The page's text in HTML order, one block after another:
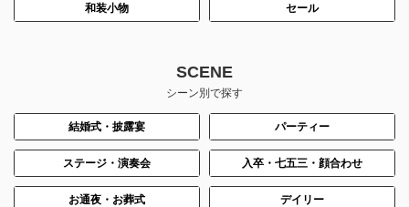
和装小物 セール
SCENE
シーン別で探す
結婚式・披露宴 パーティー
ステージ・演奏会 入卒・七五三・顔合わせ
お通夜・お葬式 デイリー